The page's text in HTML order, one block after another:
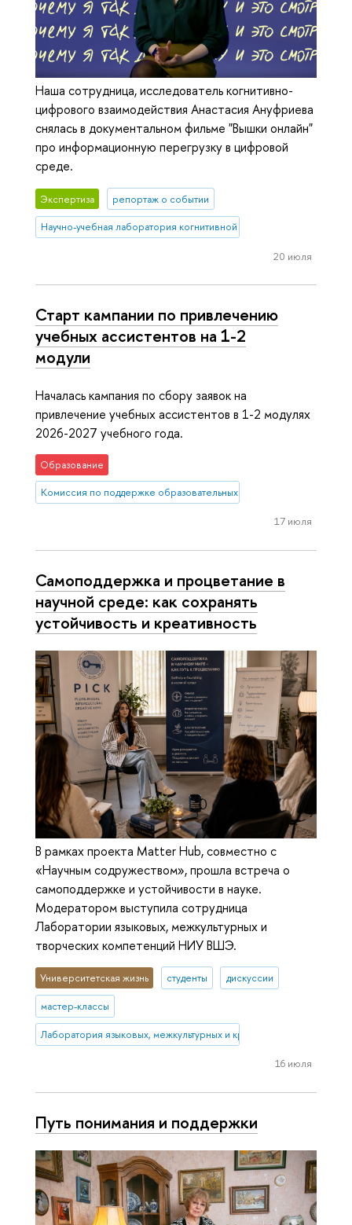
Наша сотрудница, исследователь когнитивно-
цифрового взаимодействия Анастасия Ануфриева
снялась в документальном фильме "Вышки онлайн"
про информационную перегрузку в цифровой
среде.
Экспертиза репортаж о событии
Научно-учебная лаборатория когнитивной психологии
20 июля
Старт кампании по привлечению
учебных ассистентов на 1-2
модули
Началась кампания по сбору заявок на
привлечение учебных ассистентов в 1-2 модулях
2026-2027 учебного года.
Образование
Комиссия по поддержке образовательных инициатив
17 июля
Самоподдержка и процветание в
научной среде: как сохранять
устойчивость и креативность
В рамках проекта Matter Hub, совместно с
«Научным содружеством», прошла встреча о
самоподдержке и устойчивости в науке.
Модератором выступила сотрудница
Лаборатории языковых, межкультурных и
творческих компетенций НИУ ВШЭ.
Университетская жизнь студенты дискуссии
мастер-классы
Лаборатория языковых, межкультурных и креативных компетенций
16 июля
Путь понимания и поддержки